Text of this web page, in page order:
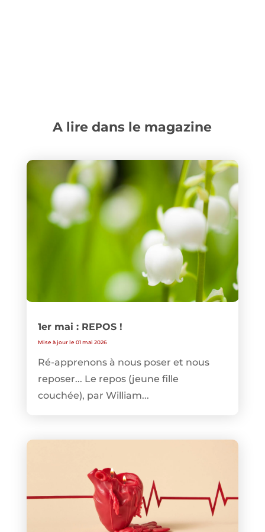
A lire dans le magazine
1er mai : REPOS !
Mise à jour le 01 mai 2026
Ré-apprenons à nous poser et nous
reposer... Le repos (jeune fille
couchée), par William...